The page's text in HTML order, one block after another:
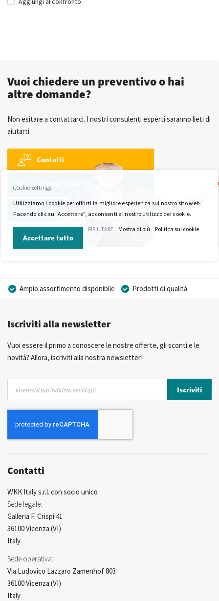
Vuoi chiedere un preventivo o hai
altre domande?
Non esitare a contattarci. I nostri consulenti esperti saranno lieti di
aiutarti.
Contatti
+39 0444 27 62 18
sales@wkk-europe.it
Ampio assortimento disponibile
Prodotti di qualità
Consulenza Personalizzata
Iscriviti alla newsletter
Vuoi essere il primo a conoscere le nostre offerte, gli sconti e le
novità? Allora, iscriviti alla nostra newsletter!
nostra
Newsletter:
Iscriviti
Contatti
WKK Italy s.r.l. con socio unico
Sede legale:
Galleria F. Crispi 41
36100 Vicenza (VI)
Italy
Sede operativa:
Via Ludovico Lazzaro Zamenhof 803
36100 Vicenza (VI)
Italy
Cookie Settings
Utilizziamo i cookie per offrirti la migliore esperienza sul nostro sito web.
Facendo clic su "Accettare", acconsenti al nostro utilizzo dei cookie.
Accettare tutto
RIFIUTARE Mostra di più Politica sui cookie